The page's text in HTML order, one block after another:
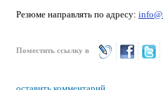
Резюме направлять по адресу:
Поместить ссылку в